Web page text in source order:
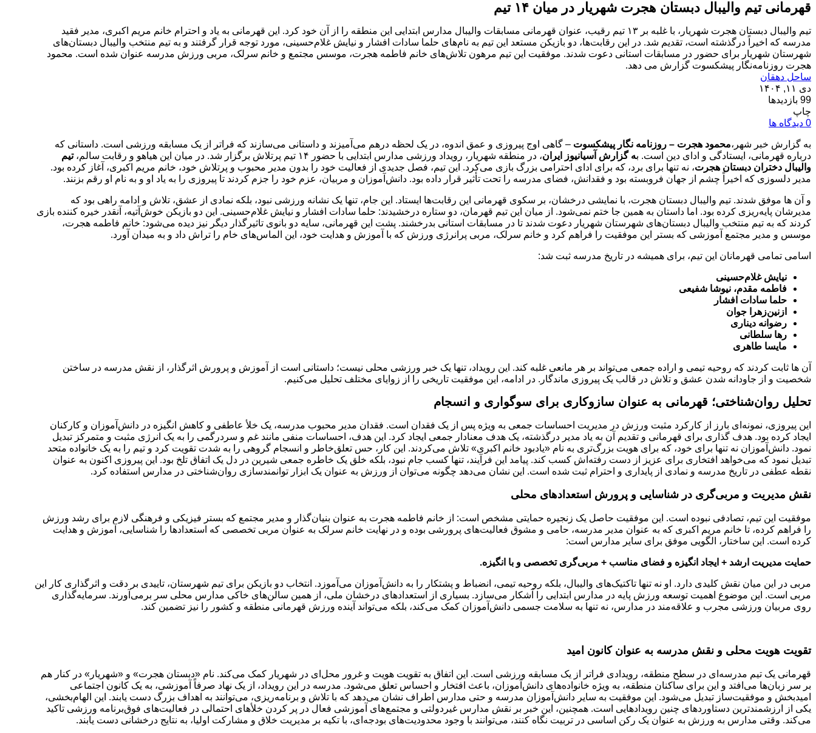
قهرمانی تیم والیبال دبستان هجرت شهریار در میان ۱۴ تیم
تیم والیبال دبستان هجرت شهریار، با غلبه بر ۱۳ تیم رقیب، عنوان قهرمانی مسابقات والیبال مدارس ابتدایی این منطقه را از آن خود کرد. این قهرمانی به یاد و احترام خانم مریم اکبری، مدیر فقید
مدرسه که اخیراً درگذشته است، تقدیم شد. در این رقابت‌ها، دو بازیکن مستعد این تیم به نام‌های حلما سادات افشار و نیایش غلام‌حسینی، مورد توجه قرار گرفتند و به تیم منتخب والیبال دبستان‌های
شهرستان شهریار برای حضور در مسابقات استانی دعوت شدند. موفقیت این تیم مرهون تلاش‌های خانم فاطمه هجرت، موسس مجتمع و خانم سرلک، مربی ورزش مدرسه عنوان شده است. محمود
هجرت روزنامه‌نگار پیشکسوت گزارش می دهد.
ساحل دهقان
دی ۱۱, ۱۴۰۴
99 بازدیدها
چاپ
0 دیدگاه ها
به گزارش خبر شهر،محمود هجرت – روزنامه نگار پیشکسوت – گاهی اوج پیروزی و عمق اندوه، در یک لحظه درهم می‌آمیزند و داستانی می‌سازند که فراتر از یک مسابقه ورزشی است. داستانی که
درباره قهرمانی، ایستادگی و ادای دین است. به گزارش آسیانیوز ایران، در منطقه شهریار، رویداد ورزشی مدارس ابتدایی با حضور ۱۴ تیم پرتلاش برگزار شد. در میان این هیاهو و رقابت سالم،
تیم
والیبال دختران دبستان هجرت، نه تنها برای برد، که برای ادای احترامی بزرگ بازی می‌کرد. این تیم، فصل جدیدی از فعالیت خود را بدون مدیر محبوب و پرتلاش خود، خانم مریم اکبری، آغاز کرده بود.
مدیر دلسوزی که اخیراً چشم از جهان فروبسته بود و فقدانش، فضای مدرسه را تحت تأثیر قرار داده بود. دانش‌آموزان و مربیان، عزم خود را جزم کردند تا پیروزی را به یاد او و به نام او رقم بزنند.
و آن ها موفق شدند. تیم والیبال دبستان هجرت، با نمایشی درخشان، بر سکوی قهرمانی این رقابت‌ها ایستاد. این جام، تنها یک نشانه ورزشی نبود، بلکه نمادی از عشق، تلاش و ادامه راهی بود که
مدیرشان پایه‌ریزی کرده بود. اما داستان به همین جا ختم نمی‌شود. از میان این تیم قهرمان، دو ستاره درخشیدند: حلما سادات افشار و نیایش غلام‌حسینی. این دو بازیکن خوش‌آتیه، آنقدر خیره کننده بازی
کردند که به تیم منتخب والیبال دبستان‌های شهرستان شهریار دعوت شدند تا در مسابقات استانی بدرخشند. پشت این قهرمانی، سایه دو بانوی تاثیرگذار دیگر نیز دیده می‌شود: خانم فاطمه هجرت،
موسس و مدیر مجتمع آموزشی که بستر این موفقیت را فراهم کرد و خانم سرلک، مربی پرانرژی ورزش که با آموزش و هدایت خود، این الماس‌های خام را تراش داد و به میدان آورد.
اسامی تمامی قهرمانان این تیم، برای همیشه در تاریخ مدرسه ثبت شد:
نیایش غلام‌حسینی
فاطمه مقدم، نیوشا شفیعی
حلما سادات افشار
ازنین‌زهرا جوان
رضوانه دیناری
رها سلطانی
مایسا طاهری
آن ها ثابت کردند که روحیه تیمی و اراده جمعی می‌تواند بر هر مانعی غلبه کند. این رویداد، تنها یک خبر ورزشی محلی نیست؛ داستانی است از آموزش و پرورش اثرگذار، از نقش مدرسه در ساختن
شخصیت و از جاودانه شدن عشق و تلاش در قالب یک پیروزی ماندگار. در ادامه، این موفقیت تاریخی را از زوایای مختلف تحلیل می‌کنیم.
تحلیل روان‌شناختی؛ قهرمانی به عنوان سازوکاری برای سوگواری و انسجام
این پیروزی، نمونه‌ای بارز از کارکرد مثبت ورزش در مدیریت احساسات جمعی به ویژه پس از یک فقدان است. فقدان مدیر محبوب مدرسه، یک خلأ عاطفی و کاهش انگیزه در دانش‌آموزان و کارکنان
ایجاد کرده بود. هدف گذاری برای قهرمانی و تقدیم آن به یاد مدیر درگذشته، یک هدف معنادار جمعی ایجاد کرد. این هدف، احساسات منفی مانند غم و سردرگمی را به یک انرژی مثبت و متمرکز تبدیل
نمود. دانش‌آموزان نه تنها برای خود، که برای هویت بزرگ‌تری به نام «یادبود خانم اکبری» تلاش می‌کردند. این کار، حس تعلق‌خاطر و انسجام گروهی را به شدت تقویت کرد و تیم را به یک خانواده متحد
تبدیل نمود که می‌خواهد افتخاری برای عزیز از دست رفته‌اش کسب کند. پیامد این فرآیند، تنها کسب جام نبود، بلکه خلق یک خاطره جمعی شیرین در دل یک اتفاق تلخ بود. این پیروزی اکنون به عنوان
نقطه عطفی در تاریخ مدرسه و نمادی از پایداری و احترام ثبت شده است. این نشان می‌دهد چگونه می‌توان از ورزش به عنوان یک ابزار توانمندسازی روان‌شناختی در مدارس استفاده کرد.
نقش مدیریت و مربی‌گری در شناسایی و پرورش استعدادهای محلی
موفقیت این تیم، تصادفی نبوده است. این موفقیت حاصل یک زنجیره حمایتی مشخص است: از خانم فاطمه هجرت به عنوان بنیان‌گذار و مدیر مجتمع که بستر فیزیکی و فرهنگی لازم برای رشد ورزش
را فراهم کرده، تا خانم مریم اکبری که به عنوان مدیر مدرسه، حامی و مشوق فعالیت‌های پرورشی بوده و در نهایت خانم سرلک به عنوان مربی تخصصی که استعدادها را شناسایی، آموزش و هدایت
کرده است. این ساختار، الگویی موفق برای سایر مدارس است:
حمایت مدیریت ارشد + ایجاد انگیزه و فضای مناسب + مربی‌گری تخصصی و با انگیزه.
مربی در این میان نقش کلیدی دارد. او نه تنها تاکتیک‌های والیبال، بلکه روحیه تیمی، انضباط و پشتکار را به دانش‌آموزان می‌آموزد. انتخاب دو بازیکن برای تیم شهرستان، تاییدی بر دقت و اثرگذاری کار این
مربی است. این موضوع اهمیت توسعه ورزش پایه در مدارس ابتدایی را آشکار می‌سازد. بسیاری از استعدادهای درخشان ملی، از همین سالن‌های خاکی مدارس محلی سر برمی‌آورند. سرمایه‌گذاری
روی مربیان ورزشی مجرب و علاقه‌مند در مدارس، نه تنها به سلامت جسمی دانش‌آموزان کمک می‌کند، بلکه می‌تواند آینده ورزش قهرمانی منطقه و کشور را نیز تضمین کند.
تقویت هویت محلی و نقش مدرسه به عنوان کانون امید
قهرمانی یک تیم مدرسه‌ای در سطح منطقه، رویدادی فراتر از یک مسابقه ورزشی است. این اتفاق به تقویت هویت و غرور محل‌ای در شهریار کمک می‌کند. نام «دبستان هجرت» و «شهریار» در کنار هم
بر سر زبان‌ها می‌افتد و این برای ساکنان منطقه، به ویژه خانواده‌های دانش‌آموزان، باعث افتخار و احساس تعلق می‌شود. مدرسه در این رویداد، از یک نهاد صرفاً آموزشی، به یک کانون اجتماعی
امیدبخش و موفقیت‌ساز تبدیل می‌شود. این موفقیت به سایر دانش‌آموزان مدرسه و حتی مدارس اطراف نشان می‌دهد که با تلاش و برنامه‌ریزی، می‌توانند به اهداف بزرگ دست یابند. این الهام‌بخشی،
یکی از ارزشمندترین دستاوردهای چنین رویدادهایی است. همچنین، این خبر بر نقش مدارس غیردولتی و مجتمع‌های آموزشی فعال در پر کردن خلأهای احتمالی در فعالیت‌های فوق‌برنامه ورزشی تاکید
می‌کند. وقتی مدارس به ورزش به عنوان یک رکن اساسی در تربیت نگاه کنند، می‌توانند با وجود محدودیت‌های بودجه‌ای، با تکیه بر مدیریت خلاق و مشارکت اولیا، به نتایج درخشانی دست یابند.